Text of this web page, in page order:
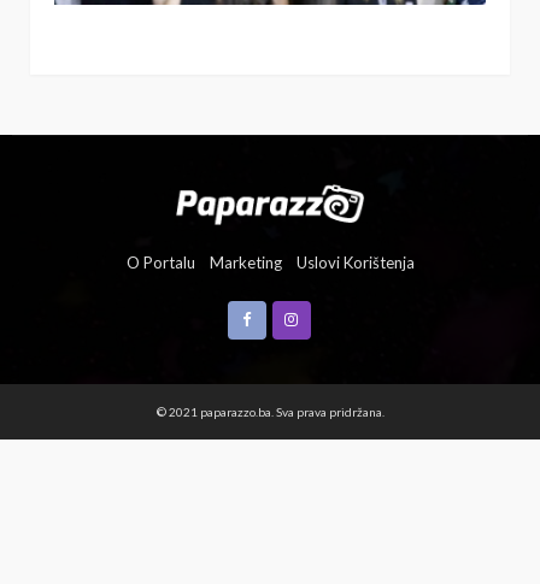
O Portalu Marketing Uslovi Korištenja
© 2021 paparazzo.ba. Sva prava pridržana.